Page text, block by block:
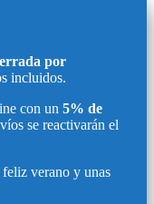
por
incluidos.
con un 5% de
se reactivarán el
verano y unas